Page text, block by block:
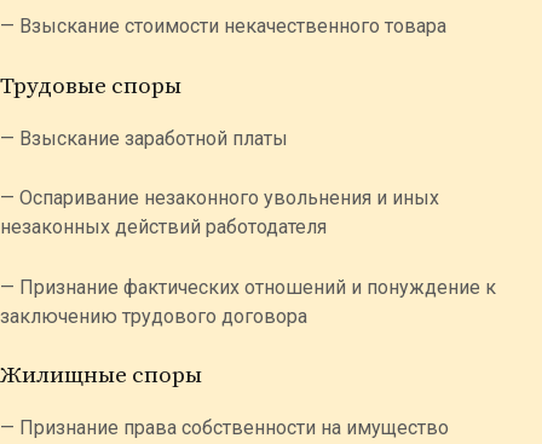
— Взыскание стоимости некачественного товара
Трудовые споры
— Взыскание заработной платы
— Оспаривание незаконного увольнения и иных
незаконных действий работодателя
— Признание фактических отношений и понуждение к
заключению трудового договора
Жилищные споры
— Признание права собственности на имущество